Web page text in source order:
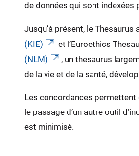
de données qui sont indexées
Jusqu’à présent, le
(KIE)
et l’Euroethics
(NLM)
, un thesaurus
de la vie et de la santé,
Les concordances permettent
le passage d’un autre outil
est minimisé.